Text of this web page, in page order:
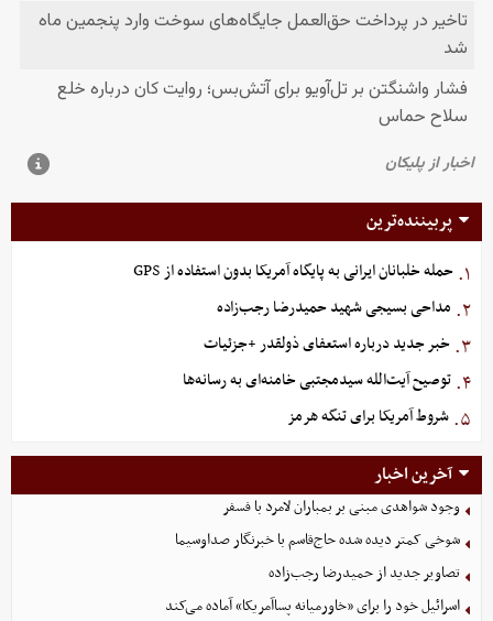
پربیننده‌ترین
۱. حمله خلبانان ایرانی به پایگاه آمریکا بدون استفاده از GPS
۲. مداحی بسیجی شهید حمیدرضا رجب‌زاده
۳. خبر جدید درباره استعفای ذولقدر +جزئیات
۴. توصیح آیت‌الله سیدمجتبی خامنه‌ای به رسانه‌ها
۵. شروط آمریکا برای تنگه هرمز
آخرین اخبار
وجود شواهدی مبنی بر بمباران لامرد با فسفر
شوخی کمتر دیده شده حاج‌قاسم با خبرنگار صداوسیما
تصاویر جدید از حمیدرضا رجب‌زاده
اسرائیل خود را برای «خاورمیانه پساآمریکا» آماده می‌کند